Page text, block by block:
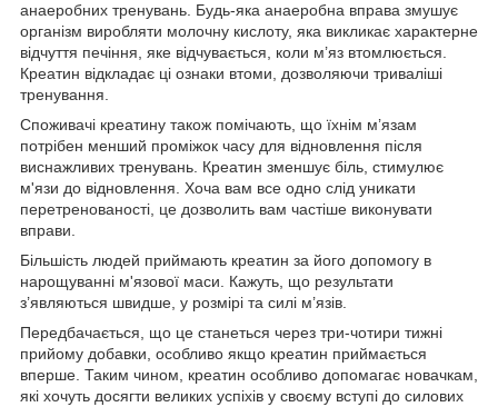
анаеробних тренувань. Будь-яка анаеробна вправа змушує
організм виробляти молочну кислоту, яка викликає характерне
відчуття печіння, яке відчувається, коли м’яз втомлюється.
Креатин відкладає ці ознаки втоми, дозволяючи триваліші
тренування.
Споживачі креатину також помічають, що їхнім м’язам
потрібен менший проміжок часу для відновлення після
виснажливих тренувань. Креатин зменшує біль, стимулює
м'язи до відновлення. Хоча вам все одно слід уникати
перетренованості, це дозволить вам частіше виконувати
вправи.
Більшість людей приймають креатин за його допомогу в
нарощуванні м'язової маси. Кажуть, що результати
з’являються швидше, у розмірі та силі м’язів.
Передбачається, що це станеться через три-чотири тижні
прийому добавки, особливо якщо креатин приймається
вперше. Таким чином, креатин особливо допомагає новачкам,
які хочуть досягти великих успіхів у своєму вступі до силових